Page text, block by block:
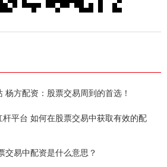
杨方配资：股票交易周到的首选！
平台 如何在股票交易中获取有效的配
交易中配资是什么意思？